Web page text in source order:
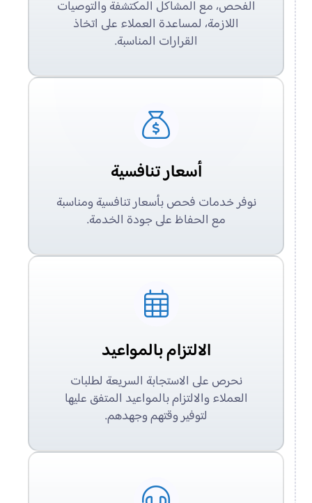
الفحص، مع المشاكل المكتشفة والتوصيات
اللازمة، لمساعدة العملاء على اتخاذ
القرارات المناسبة.
أسعار تنافسية
نوفر خدمات فحص بأسعار تنافسية ومناسبة
مع الحفاظ على جودة الخدمة.
الالتزام بالمواعيد
نحرص على الاستجابة السريعة لطلبات
العملاء والالتزام بالمواعيد المتفق عليها
لتوفير وقتهم وجهدهم.